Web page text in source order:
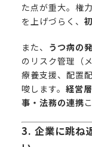
た点が重大。権
を上げづらく、
また、 うつ病の
のリスク管理（
療養支援、配置
唆します。 経営
事・法務の連携
3. 企業に跳ね